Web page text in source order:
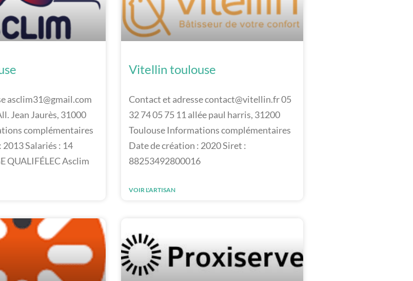
asclim31@gmail.com
Jean Jaurès, 31000
complémentaires
Salariés : 14
QUALIFÉLEC Asclim
Vitellin toulouse
Contact et adresse contact@vitellin.fr 05
32 74 05 75 11 allée paul harris, 31200
Toulouse Informations complémentaires
Date de création : 2020 Siret :
88253492800016
VOIR L'ARTISAN